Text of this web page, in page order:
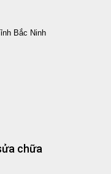
Bắc Ninh
chữa